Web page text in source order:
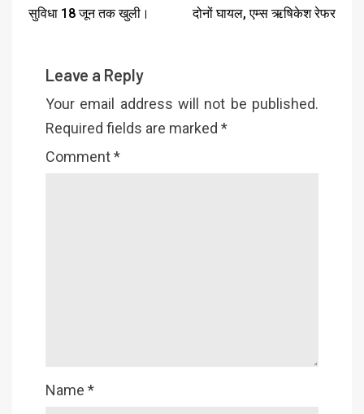
सुविधा 18 जून तक खुली।
दोनों घायल, एम्स ऋषिकेश रेफर
Leave a Reply
Your email address will not be published.
Required fields are marked *
Comment*
Name *